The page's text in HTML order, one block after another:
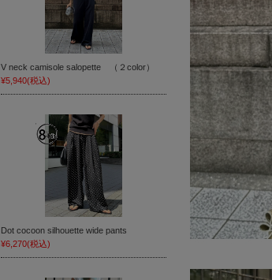
V neck camisole salopette （２color）
¥5,940(税込)
Dot cocoon silhouette wide pants
¥6,270(税込)